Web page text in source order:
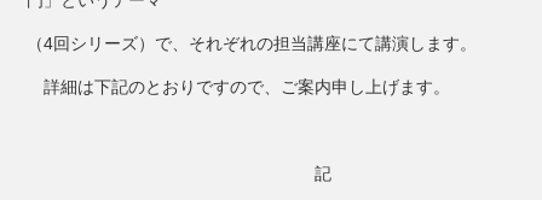
（4回シリーズ）で、それぞれの担当講座にて講演します。
詳細は下記のとおりですので、ご案内申し上げます。
記